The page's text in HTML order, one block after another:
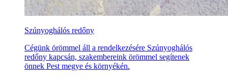
Szúnyoghálós redőny
Cégünk örömmel áll a rendelkezésére Szúnyoghálós
redőny kapcsán, szakembereink örömmel segítenek
önnek Pest megye és környékén.